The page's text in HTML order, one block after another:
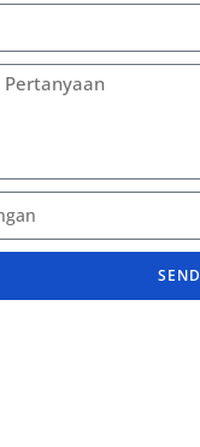
SEND